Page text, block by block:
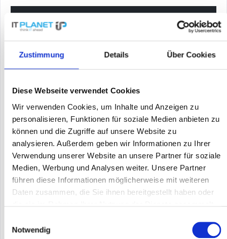
Zustimmung Details Über Cookies
Diese Webseite verwendet Cookies
Wir verwenden Cookies, um Inhalte und Anzeigen zu
personalisieren, Funktionen für soziale Medien anbieten zu
können und die Zugriffe auf unsere Website zu
analysieren. Außerdem geben wir Informationen zu Ihrer
Verwendung unserer Website an unsere Partner für soziale
Medien, Werbung und Analysen weiter. Unsere Partner
führen diese Informationen möglicherweise mit weiteren
Daten zusammen, die Sie ihnen bereitgestellt haben oder
Notwendig
Bitte wählen Sie einen Zustand aus
Artikelzustand
neu generalüberholt
In den Warenkorb
PREIS ANFRAGEN
Merken Angebot zum Artikel
Hersteller-Nr.: CISCO3925E/K9